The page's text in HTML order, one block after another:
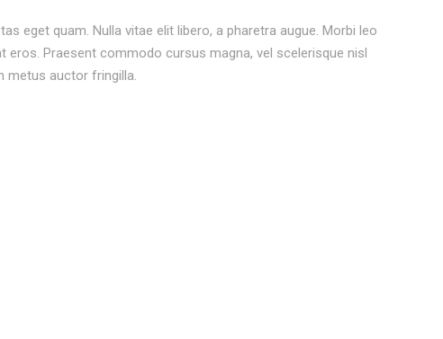
eget quam. Nulla vitae elit libero, a pharetra augue. Morbi leo
Praesent commodo cursus magna, vel scelerisque nisl
metus auctor fringilla.